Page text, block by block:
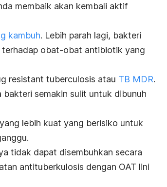
membaik akan kembali aktif
kambuh. Lebih parah lagi, bakteri
terhadap obat-obat antibiotik yang
resistant tuberculosis atau TB MDR.
bakteri semakin sulit untuk dibunuh
lebih kuat yang berisiko untuk
tidak dapat disembuhkan secara
antituberkulosis dengan OAT lini